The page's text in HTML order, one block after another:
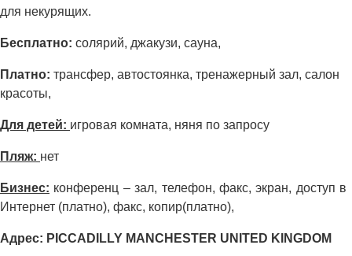
для некурящих.
Бесплатно: солярий, джакузи, сауна,
Платно: трансфер, автостоянка, тренажерный зал, салон
красоты,
Для детей: игровая комната, няня по запросу
Пляж: нет
Бизнес: конференц – зал, телефон, факс, экран, доступ в
Интернет (платно), факс, копир(платно),
Адрес: PICCADILLY MANCHESTER UNITED KINGDOM